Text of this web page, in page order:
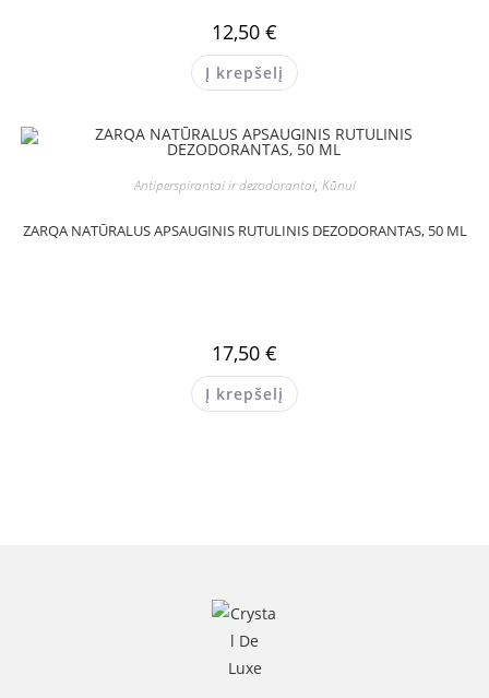
12,50 €
Į krepšelį
Antiperspirantai ir dezodorantai, Kūnui
ZARQA NATŪRALUS APSAUGINIS RUTULINIS DEZODORANTAS, 50 ML
17,50 €
Į krepšelį